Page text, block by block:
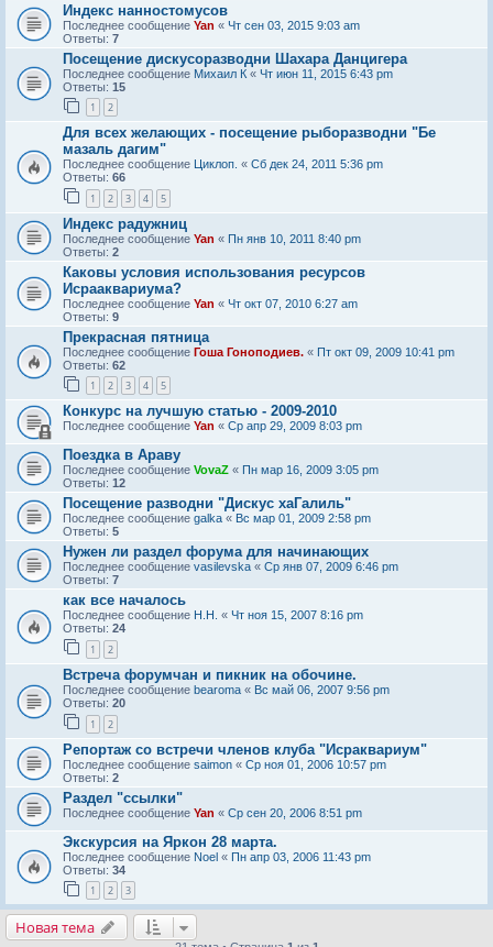
Индекс нанностомусов
Последнее сообщение Yan « Чт сен 03, 2015 9:03 am
Ответы: 7
Посещение дискусоразводни Шахара Данцигера
Последнее сообщение Михаил К « Чт июн 11, 2015 6:43 pm
Ответы: 15
1 2
Для всех желающих - посещение рыборазводни "Бе
мазаль дагим"
Последнее сообщение Циклоп. « Сб дек 24, 2011 5:36 pm
Ответы: 66
1 2 3 4 5
Индекс радужниц
Последнее сообщение Yan « Пн янв 10, 2011 8:40 pm
Ответы: 2
Каковы условия использования ресурсов
Исрааквариума?
Последнее сообщение Yan « Чт окт 07, 2010 6:27 am
Ответы: 9
Прекрасная пятница
Последнее сообщение Гоша Гоноподиев. « Пт окт 09, 2009 10:41 pm
Ответы: 62
1 2 3 4 5
Конкурс на лучшую статью - 2009-2010
Последнее сообщение Yan « Ср апр 29, 2009 8:03 pm
Поездка в Араву
Последнее сообщение VovaZ « Пн мар 16, 2009 3:05 pm
Ответы: 12
Посещение разводни "Дискус хаГалиль"
Последнее сообщение galka « Вс мар 01, 2009 2:58 pm
Ответы: 5
Нужен ли раздел форума для начинающих
Последнее сообщение vasilevska « Ср янв 07, 2009 6:46 pm
Ответы: 7
как все началось
Последнее сообщение Н.Н. « Чт ноя 15, 2007 8:16 pm
Ответы: 24
1 2
Встреча форумчан и пикник на обочине.
Последнее сообщение bearoma « Вс май 06, 2007 9:56 pm
Ответы: 20
1 2
Репортаж со встречи членов клуба "Исраквариум"
Последнее сообщение saimon « Ср ноя 01, 2006 10:57 pm
Ответы: 2
Раздел "ссылки"
Последнее сообщение Yan « Ср сен 20, 2006 8:51 pm
Экскурсия на Яркон 28 марта.
Последнее сообщение Noel « Пн апр 03, 2006 11:43 pm
Ответы: 34
1 2 3
Новая тема